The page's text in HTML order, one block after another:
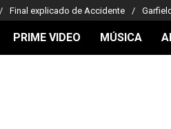
Final explicado de Accidente
PRIME VIDEO MÚSICA